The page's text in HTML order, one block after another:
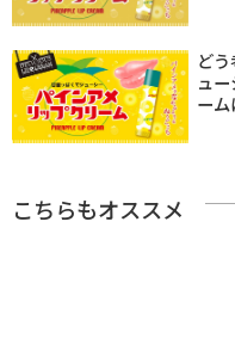
ど
ュ
ーム
こちらもオススメ